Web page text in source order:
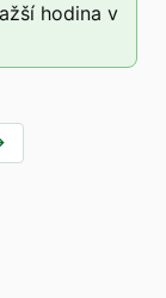
hodina v